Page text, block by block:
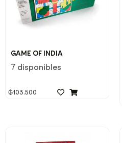
GAME OF INDIA
7 disponibles
₲103.500